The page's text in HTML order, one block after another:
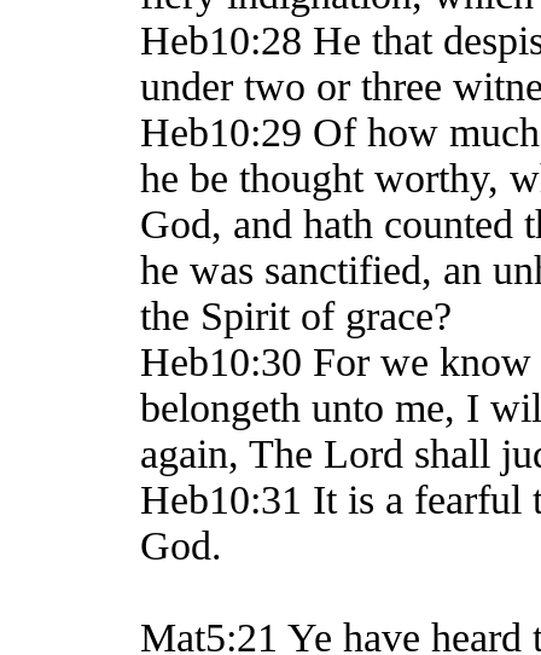
Heb10:28 He that
under two or three
Heb10:29 Of how
he be thought worthy,
God, and hath counted
he was sanctified, an
the Spirit of grace?
Heb10:30 For we know
belongeth unto me, I
again, The Lord shall
Heb10:31 It is a
God.
Mat5:21 Ye have